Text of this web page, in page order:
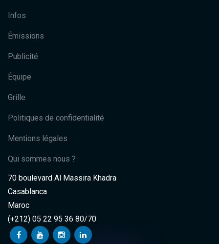
Infos
Émissions
Publicité
Équipe
Grille
Politiques de confidentialité
Mentions légales
Qui sommes nous ?
70 boulevard Al Massira Khadra
Casablanca
Maroc
(+212) 05 22 95 36 80/70